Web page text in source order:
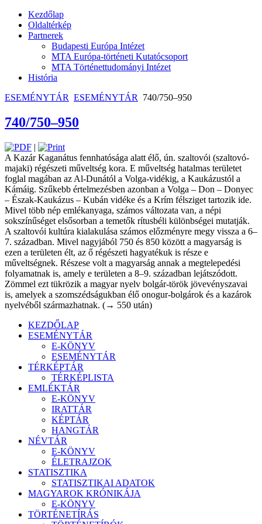
Kezdőlap
Oldaltérkép
Partnerek
Budapesti Európa Intézet
MTA Európa-történeti Kutatócsoport
MTA Történettudományi Intézet
História
ESEMÉNYTÁR ESEMÉNYTÁR 740/750–950
740/750–950
|
A Kazár Kaganátus fennhatósága alatt élő, ún. szaltovói (szaltovó-
majaki) régészeti műveltség kora. E műveltség hatalmas ­terü­letet
foglal magában az Al-Dunától a Volga-­vidékig, a Kaukázustól a
Kámáig. Szűkebb értelmezésben azonban a Volga – ­Don – Donyec
– Észak-Kaukázus – Kubán vidéke és a Krím félsziget tartozik ide.
Mivel több nép emlékanyaga, számos ­változata van, a népi
sokszínűséget elsősorban a temetők rítusbéli különbségei mutatják.
A szaltovói kultúra kialakulása számos előzményre megy vissza a 6–
7. században. Mivel nagyjából 750 és 850 ­között a magyarság is
ezen a területen élt, az ő régészeti hagyatékuk is része e
műveltségnek. Részese volt a magyarság annak a megtelepedési
folyamatnak is, amely e területen a 8–9. században lejátszódott.
Zömmel ezt tükrözik a magyar nyelv bolgár-török jövevényszavai
is, amelyek a szomszédságukban élő onogur-bolgárok és a kazárok
nyelvéből ­származhatnak. (→ 550 után)
KEZDŐLAP
ESEMÉNYTÁR
E-KÖNYV
ESEMÉNYTÁR
TÉRKÉPTÁR
TÉRKÉPLISTA
EMLÉKTÁR
E-KÖNYV
IRATTÁR
KÉPTÁR
HANGTÁR
NÉVTÁR
E-KÖNYV
ÉLETRAJZOK
STATISZTIKA
STATISZTIKAI ADATOK
MAGYAROK KRÓNIKÁJA
E-KÖNYV
TÖRTÉNETÍRÁS